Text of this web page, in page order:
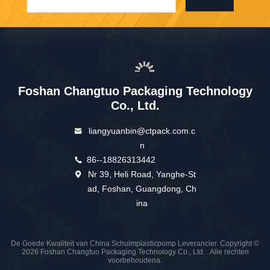
Foshan Changtuo Packaging Technology
Co., Ltd.
liangyuanbin@ctpack.com.c
n
86--18826313442
Nr 39, Heli Road, Yanghe-St
ad, Foshan, Guangdong, Ch
ina
De Goede Kwaliteit van China Schuimplasticpomp Leverancier. Copyright ©
2026 Foshan Changtuo Packaging Technology Co., Ltd. . Alle rechten
voorbehoudena.